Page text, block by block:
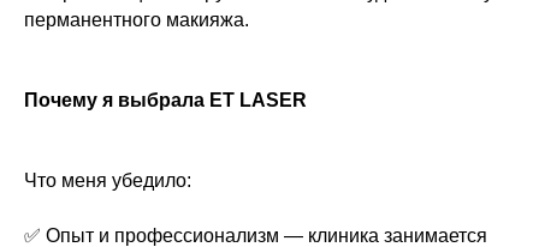
перманентного макияжа.
Почему я выбрала ET LASER
Что меня убедило:
✅ Опыт и профессионализм — клиника занимается